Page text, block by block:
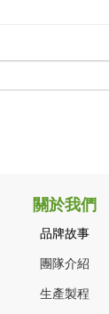
關於我們
品牌故事
團隊介紹
生產製程